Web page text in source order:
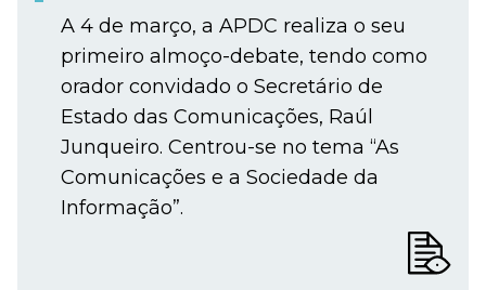
A 4 de março, a APDC realiza o seu
primeiro almoço-debate, tendo como
orador convidado o Secretário de
Estado das Comunicações, Raúl
Junqueiro. Centrou-se no tema “As
Comunicações e a Sociedade da
Informação”.